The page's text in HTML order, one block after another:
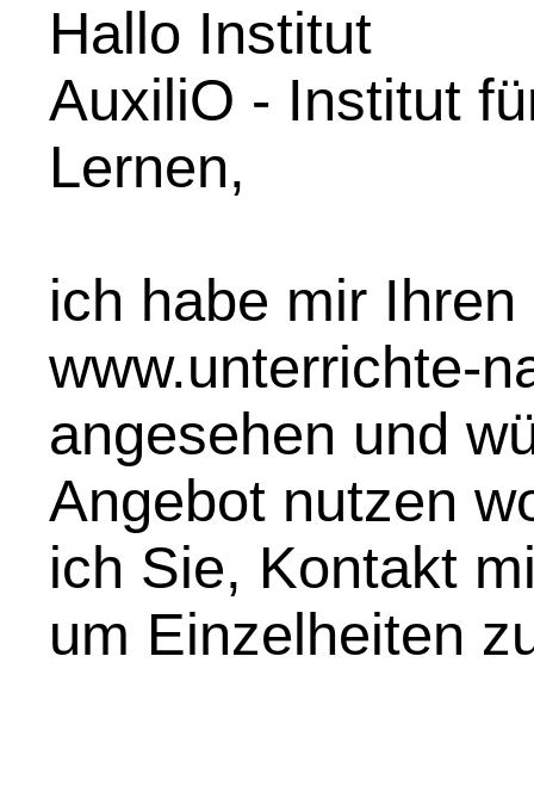
Hallo Institut
AuxiliO - Institut
Lernen,
ich habe mir
www.unterrichte-
angesehen und
Angebot nutzen
ich Sie, Kontakt
um Einzelheiten